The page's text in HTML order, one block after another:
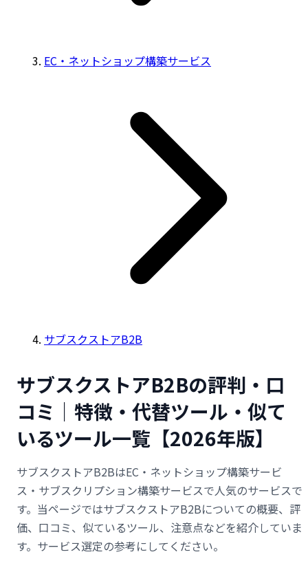
EC・ネットショップ構築サービス
サブスクストアB2B
サブスクストアB2Bの評判・口
コミ｜特徴・代替ツール・似て
いるツール一覧【2026年版】
サブスクストアB2BはEC・ネットショップ構築サービ
ス・サブスクリプション構築サービスで人気のサービスで
す。当ページではサブスクストアB2Bについての概要、評
価、口コミ、似ているツール、注意点などを紹介していま
す。サービス選定の参考にしてください。